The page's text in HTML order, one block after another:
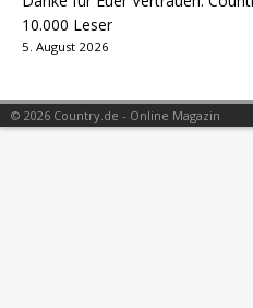
10.000 Leser
5. August 2026
© 2026 Country.de - Online Magazin